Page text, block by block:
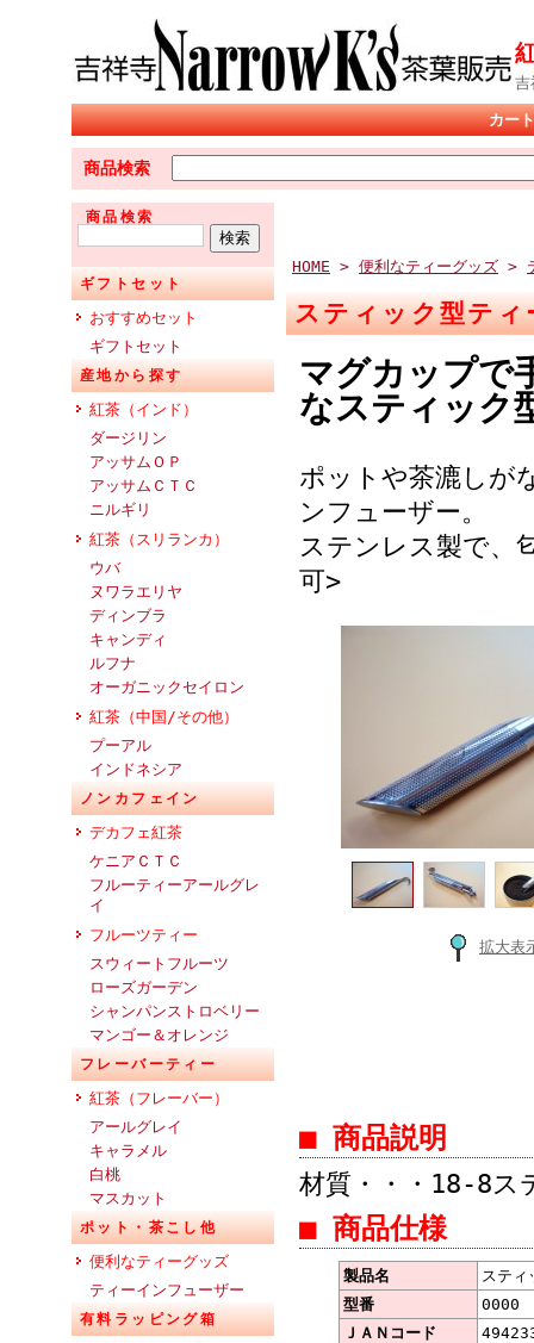
吉
カー
商品検索
商品検索
ギフトセット
おすすめセット
ギフトセット
産地から探す
紅茶（インド）
ダージリン
アッサムＯＰ
アッサムＣＴＣ
ニルギリ
紅茶（スリランカ）
ウバ
ヌワラエリヤ
ディンブラ
キャンディ
ルフナ
オーガニックセイロン
紅茶（中国/その他）
プーアル
インドネシア
ノンカフェイン
デカフェ紅茶
ケニアＣＴＣ
フルーティーアールグレ
イ
フルーツティー
スウィートフルーツ
ローズガーデン
シャンパンストロベリー
マンゴー＆オレンジ
フレーバーティー
紅茶（フレーバー）
アールグレイ
キャラメル
白桃
マスカット
ポット・茶こし他
便利なティーグッズ
ティーインフューザー
有料ラッピング箱
HOME > 便利なティーグッズ >
スティック型テ
マグカップで
なスティック
ポットや茶漉しが
ンフューザー。
ステンレス製で、
可>
拡大表
■ 商品説明
材質・・・18-8ス
■ 商品仕様
製品名
スティ
型番
0000
ＪＡＮコード